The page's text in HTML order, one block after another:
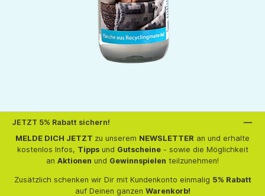
JETZT 5% Rabatt sichern!
MELDE DICH JETZT zu unserem NEWSLETTER an und erhalte
kostenlos Infos, Tippsund Gutscheine- sowie die Möglichkeit
an Aktionen und Gewinnspielen teilzunehmen!
Zusätzlich schenken wir Dir mit Kundenkonto einmalig 5% Rabatt
auf Deinen ganzen Warenkorb!